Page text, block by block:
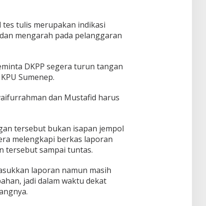
tes tulis merupakan indikasi
mengarah pada pelanggaran
DKPP segera turun tangan
Sumenep.
dan Mustafid harus
tersebut bukan isapan jempol
melengkapi berkas laporan
tersebut sampai tuntas.
laporan namun masih
jadi dalam waktu dekat